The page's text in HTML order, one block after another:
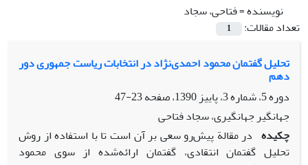
نویسنده =فتاحی، سجاد
تعداد مقالات:
1
تحلیل گفتمان محمود احمدی‌نژاد در انتخابات ریاست جمهوری دور
دهم
دوره 5، شماره 3، پاییز 1390، صفحه
23-47
جهانگیر جهانگیری، سجاد فتاحی
چکیده در مقالة پیش‌رو سعی بر آن است تا با استفاده از روش
تحلیل گفتمان انتقادی، گفتمان ارائه‌شده از سوی محمود